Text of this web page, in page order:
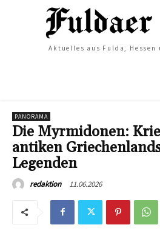
Aktuelles aus Fulda, Hessen
PANORAMA
Die Myrmidonen:
antiken
Legenden
redaktion 11.06.2026